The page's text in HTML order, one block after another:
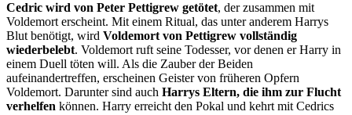
Cedric wird von Peter Pettigrew getötet, der zusammen mit
Voldemort erscheint. Mit einem Ritual, das unter anderem Harrys
Blut benötigt, wird Voldemort von Pettigrew vollständig
wiederbelebt. Voldemort ruft seine Todesser, vor denen er Harry in
einem Duell töten will. Als die Zauber der Beiden
aufeinandertreffen, erscheinen Geister von früheren Opfern
Voldemort. Darunter sind auch Harrys Eltern, die ihm zur Flucht
verhelfen können. Harry erreicht den Pokal und kehrt mit Cedrics